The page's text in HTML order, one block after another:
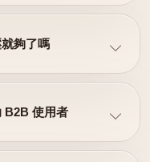
夠了嗎
B2B 使用者